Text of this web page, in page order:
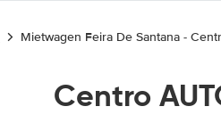
Mietwagen Feira De Santana -
Centro